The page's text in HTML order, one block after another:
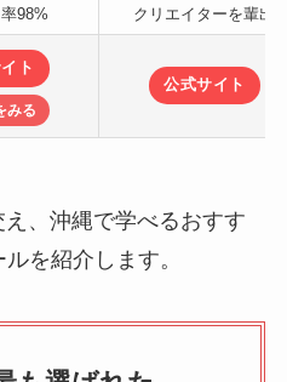
98%
クリエイターを輩出
ト
みる
公式サイト
、沖縄で学べるおすす
を紹介します。